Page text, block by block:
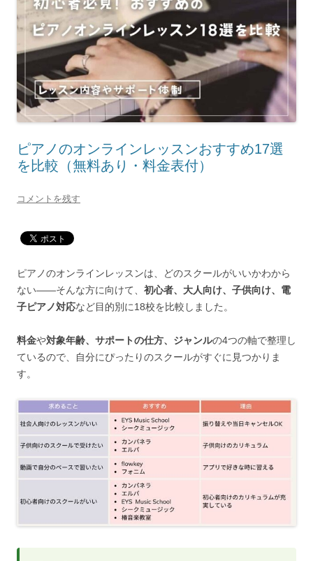
ピアノのオンラインレッスンおすすめ17選
を比較（無料あり・料金表付）
コメントを残す
ピアノのオンラインレッスンは、どのスクールがいいかわから
ない——そんな方に向けて、 初心者、大人向け、子供向け、電
子ピアノ対応など目的別に18校を比較しました。
料金や対象年齢、サポートの仕方、ジャンルの4つの軸で整理し
ているので、自分にぴったりのスクールがすぐに見つかりま
す。